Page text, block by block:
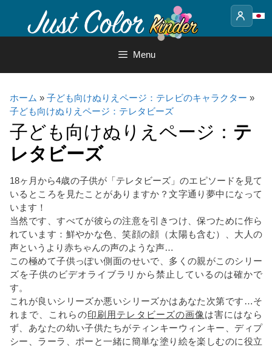
content
Menu
ホーム » 子ども向けぬりえページ：テレビのキャラクター »
子ども向けぬりえページ：テレタビーズ
子ども向けぬりえページ： テ
レタビーズ
18ヶ月から4歳の子供が「テレタビーズ」のエピソードを見て
いるところを見たことがありますか？文字通り夢中になって
います！
当然です、すべてが彼らの注意を引きつけ、保つために作ら
れています：鮮やかな色、笑顔の顔（太陽も含む）、大人の
声というより赤ちゃんの声のような声…
この極めて子供っぽい側面のせいで、多くの親がこのシリー
ズを子供のビデオライブラリから禁止しているのは確かで
す。
これが良いシリーズか悪いシリーズかはあなた次第です…そ
れまで、これらの印刷用テレタビーズの画像は害にはなら
ず、あなたの幼い子供たちがティンキーウィンキー、ディプ
シー、ラーラ、ポーと一緒に簡単な塗り絵を楽しむのに役立